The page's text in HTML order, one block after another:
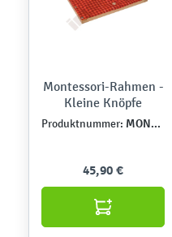
Montessori-Rahmen -
Kleine Knöpfe
Produktnummer: MONT457500
45,90 €